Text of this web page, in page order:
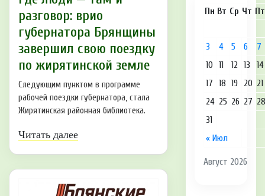
разговор: врио
губернатора Брянщины
завершил свою поездку
по жирятинской земле
Следующим пунктом в программе
рабочей поездки губернатора, стала
Жирятинская районная библиотека.
Читать далее
Август 2026
Пн Вт Ср Чт Пт
« Июл
3 4 5 6
7
10 11 12 13
14
17
18 19 20 21
24 25 26 27 28
31